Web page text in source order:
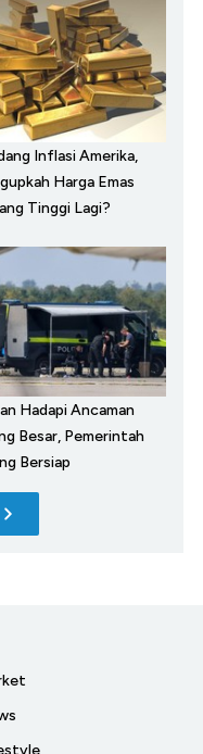
Inflasi Amerika,
Harga Emas
Tinggi Lagi?
Hadapi Ancaman
Besar, Pemerintah
Bersiap